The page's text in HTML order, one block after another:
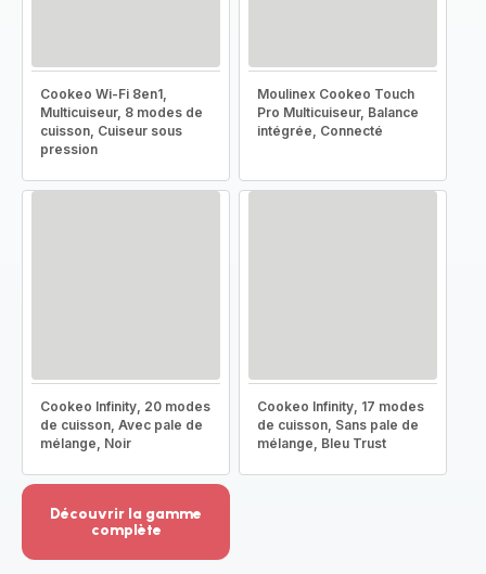
Cookeo Wi-Fi 8en1,
Multicuiseur, 8 modes de
cuisson, Cuiseur sous
pression
Moulinex Cookeo Touch
Pro Multicuiseur, Balance
intégrée, Connecté
Cookeo Infinity, 20 modes
de cuisson, Avec pale de
mélange, Noir
Cookeo Infinity, 17 modes
de cuisson, Sans pale de
mélange, Bleu Trust
Découvrir la gamme
complète